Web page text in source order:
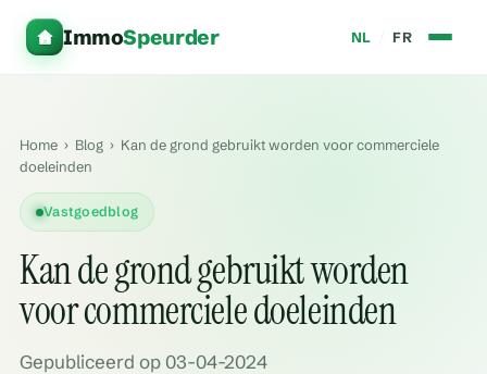
ImmoSpeurder NL FR
Home › Blog › Kan de grond gebruikt worden voor commerciele
doeleinden
Vastgoedblog
Kan de grond gebruikt worden
voor commerciele doeleinden
Gepubliceerd op 03-04-2024